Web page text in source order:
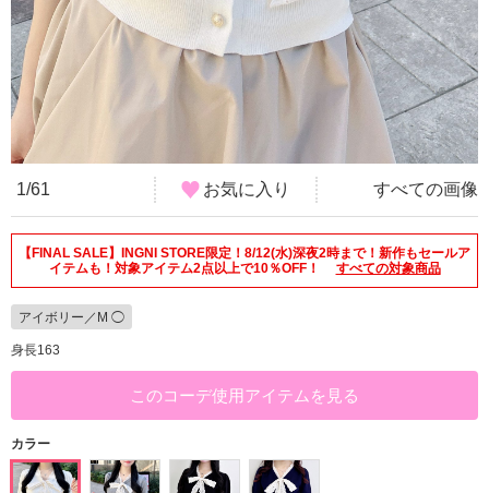
1/61 お気に入り すべての画像
【FINAL SALE】INGNI STORE限定！8/12(水)深夜2時まで！新作もセールア
イテムも！対象アイテム2点以上で10％OFF！
すべての対象商品
アイボリー／M ◯
身長163
このコーデ使用アイテムを見る
カラー